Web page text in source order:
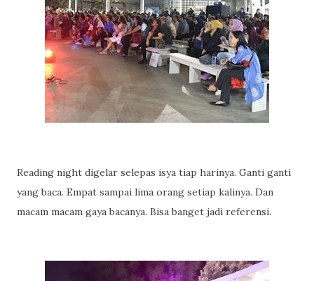
Reading night digelar selepas isya tiap harinya. Ganti ganti
yang baca. Empat sampai lima orang setiap kalinya. Dan
macam macam gaya bacanya. Bisa banget jadi referensi.